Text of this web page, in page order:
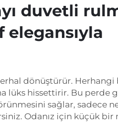
duvetli
dönüştürür. Herhangi
lüks hissettirir. Bu perde
sağlar, sadece
Odanız için küçük bir